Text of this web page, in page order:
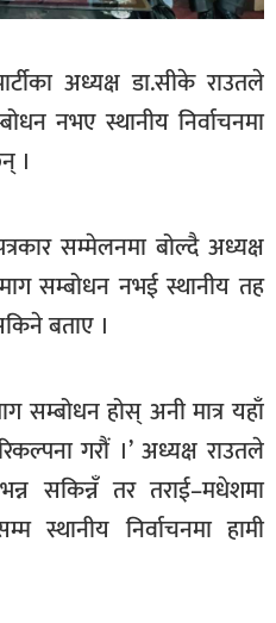
अध्यक्ष डा.सीके राउतले
नभए स्थानीय निर्वाचनमा
।
सम्मेलनमा बोल्दै अध्यक्ष
सम्बोधन नभई स्थानीय तह
बताए ।
सम्बोधन होस् अनी मात्र यहाँ
गरौं ।’ अध्यक्ष राउतले
सकिन्नँ तर तराई–मधेशमा
स्थानीय निर्वाचनमा हामी